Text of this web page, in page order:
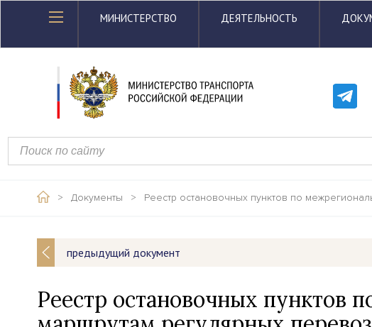
МИНИСТЕРСТВО ДЕЯТЕЛЬНОСТЬ
> Документы > Реестр остановочных пунктов по
предыдущий документ
Реестр остановочных пунктов